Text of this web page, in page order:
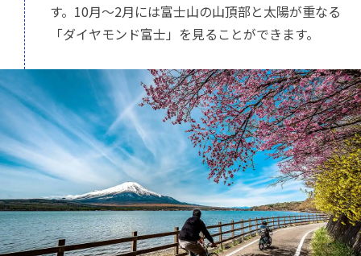
す。10月〜2月には富士山の山頂部と太陽が重なる
「ダイヤモンド富士」を見ることができます。